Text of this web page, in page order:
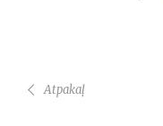
Atpakaļ